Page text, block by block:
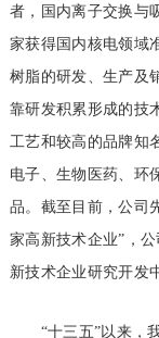
者，国内离子交换与
家获得国内核电领域
树脂的研发、生产及
靠研发积累形成的技
工艺和较高的品牌知
电子、生物医药、环
品。截至目前，公司
家高新技术企业”，
新技术企业研究开发
“十三五”以来，我